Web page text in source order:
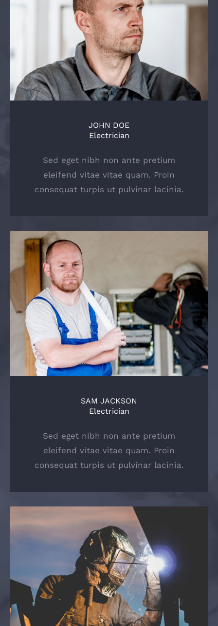
JOHN DOE
Electrician
Sed eget nibh non ante pretium
eleifend vitae vitae quam. Proin
consequat turpis ut pulvinar lacinia.
SAM JACKSON
Electrician
Sed eget nibh non ante pretium
eleifend vitae vitae quam. Proin
consequat turpis ut pulvinar lacinia.